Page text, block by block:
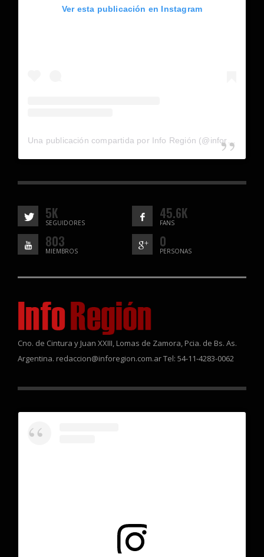
Ver esta publicación en Instagram
5K
SEGUIDORES
45.6K
FANS
803
MIEMBROS
0
PERSONAS
Cno. de Cintura y Juan XXIII, Lomas de Zamora, Pcia. de Bs. As.
Argentina. redaccion@inforegion.com.ar Tel: 54-11-4283-0062